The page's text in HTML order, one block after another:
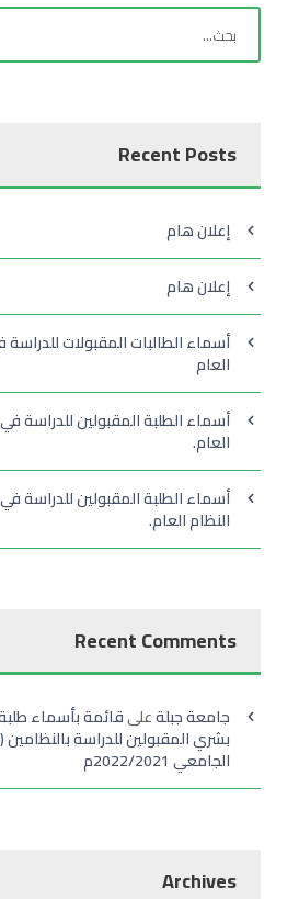
Recent Posts
إعلان هام
إعلان هام
أسماء الطالبات المقبولات للدراسة
العام
أسماء الطلبة المقبولين للدراسة
العام.
أسماء الطلبة المقبولين للدراسة
النظام العام.
Recent Comments
جامعة جبلةعلىقائمة بأسماء
بشري المقبولين للدراسة بالنظامين
الجامعي 2022/2021م
Archives